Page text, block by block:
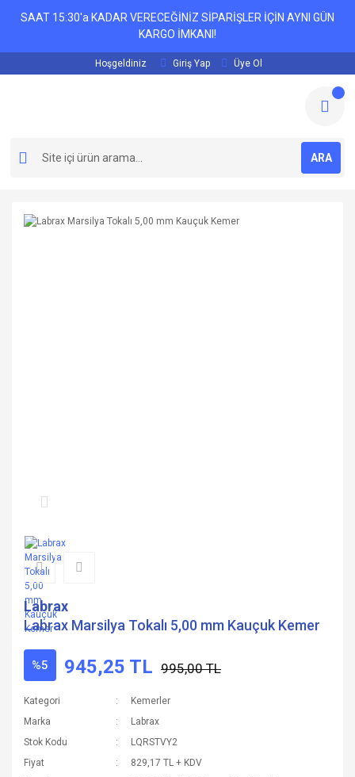
SAAT 15:30'a KADAR VERECEĞİNİZ SİPARİŞLER İÇİN AYNI GÜN
KARGO İMKANI!
Hoşgeldiniz Giriş Yap Üye Ol
ARA
Labrax
Labrax Marsilya Tokalı 5,00 mm Kauçuk Kemer
%5 945,25 TL 995,00 TL
Kategori
Kemerler
Marka
Labrax
Stok Kodu
LQRSTVY2
Fiyat
829,17 TL + KDV